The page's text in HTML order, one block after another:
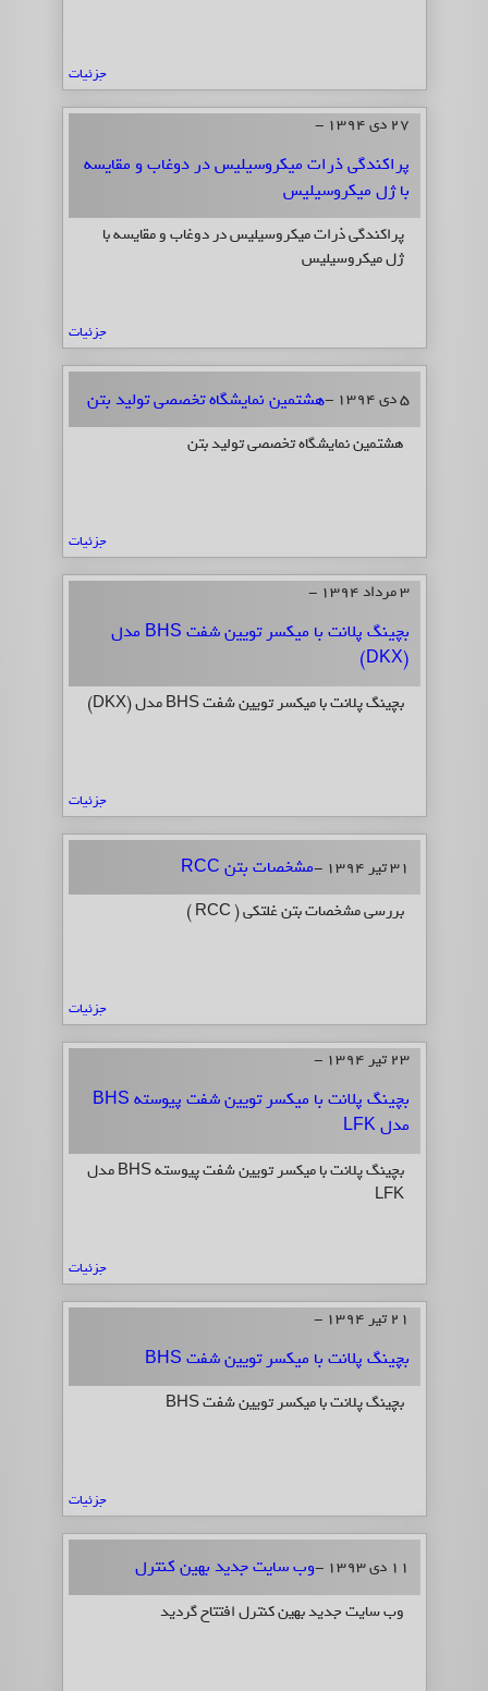
جزئیات
27 دی 1394 -
پراکندگی ذرات میکروسیلیس در دوغاب و مقایسه
با ژل میکروسیلیس
پراکندگی ذرات میکروسیلیس در دوغاب و مقایسه با
ژل میکروسیلیس
جزئیات
5 دی 1394 - هشتمین نمایشگاه تخصصی تولید بتن
هشتمین نمایشگاه تخصصی تولید بتن
جزئیات
3 مرداد 1394 -
بچینگ پلانت با میکسر تویین شفت BHS مدل
(DKX)
بچینگ پلانت با میکسر تویین شفت BHS مدل (DKX)
جزئیات
31 تیر 1394 - مشخصات بتن RCC
بررسی مشخصات بتن غلتکی ( RCC )
جزئیات
23 تیر 1394 -
بچینگ پلانت با میکسر تویین شفت پیوسته BHS
مدل LFK
بچینگ پلانت با میکسر تویین شفت پیوسته BHS مدل
LFK
جزئیات
21 تیر 1394 -
بچینگ پلانت با میکسر تویین شفت BHS
بچینگ پلانت با میکسر تویین شفت BHS
جزئیات
11 دی 1393 - وب سایت جدید بهین کنترل
وب سایت جدید بهین کنترل افتتاح گردید